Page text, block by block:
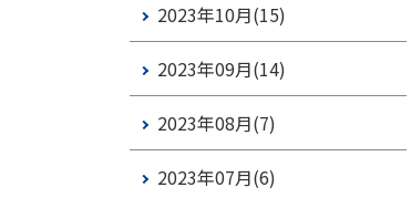
2023年10月(15)
2023年09月(14)
2023年08月(7)
2023年07月(6)